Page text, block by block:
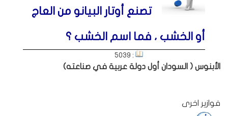
تصنع أوتار البيانو من العاج
أو الخشب ، فما اسم الخشب ؟
: 5039
الأبنوس ( السودان أول دولة عربية في صناعته)
فوازير اخرى